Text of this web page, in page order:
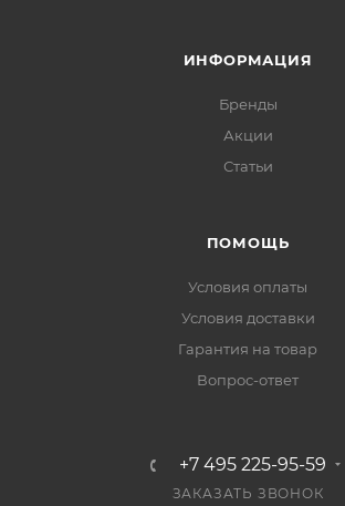
ИНФОРМАЦИЯ
Бренды
Акции
Статьи
ПОМОЩЬ
Условия оплаты
Условия доставки
Гарантия на товар
Вопрос-ответ
+7 495 225-95-59
ЗАКАЗАТЬ ЗВОНОК